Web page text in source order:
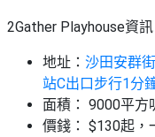
2Gather Playhouse資訊
地址： 沙田安群
站C出口步行1分
面積： 9000平方
價錢： $130起，